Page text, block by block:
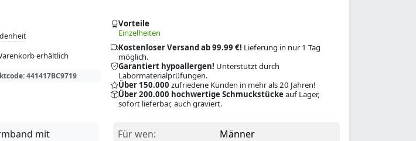
erhältlich
441417BC9719
Vorteile
Einzelheiten
Kostenloser Versand ab 99.99 €! Lieferung in nur 1 Tag
möglich.
Garantiert hypoallergen! Unterstützt durch
Labormaterialprüfungen.
Über 150.000 zufriedene Kunden in mehr als 20 Jahren!
Über 200.000 hochwertige Schmuckstückeauf Lager,
sofort lieferbar, auch graviert.
mit
Für wen:
Männer